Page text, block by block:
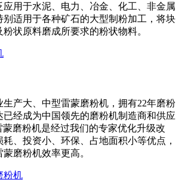
应用于水泥、电力、冶金、化工、非金属
别适用于各种矿石的大型制粉加工，将块
状原料磨成所要求的粉状物料。
生产大、中型雷蒙磨粉机，拥有22年磨粉
已经成为中国领先的磨粉机制造商和供应
蒙磨粉机是经过我们的专家优化升级改
、投资小、环保、占地面积小等优点，
磨粉机效率更高。